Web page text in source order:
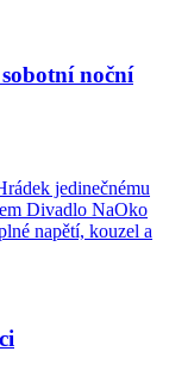
noční
jedinečnému
Divadlo NaOko
napětí, kouzel a